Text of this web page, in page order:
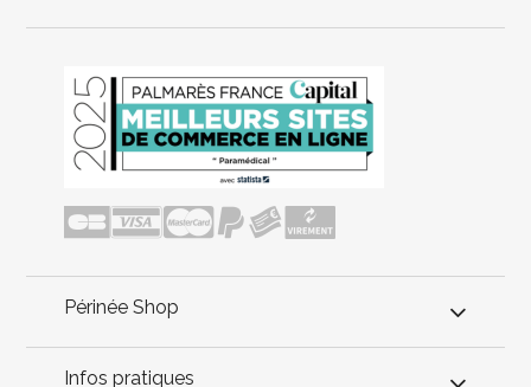
Périnée Shop
Infos pratiques